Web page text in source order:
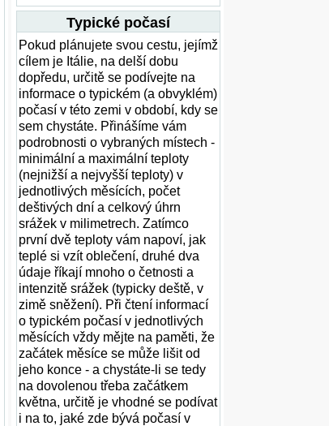
Typické počasí
Pokud plánujete svou cestu, jejímž
cílem je Itálie, na delší dobu
dopředu, určitě se podívejte na
informace o typickém (a obvyklém)
počasí v této zemi v období, kdy se
sem chystáte. Přinášíme vám
podrobnosti o vybraných místech -
minimální a maximální teploty
(nejnižší a nejvyšší teploty) v
jednotlivých měsících, počet
deštivých dní a celkový úhrn
srážek v milimetrech. Zatímco
první dvě teploty vám napoví, jak
teplé si vzít oblečení, druhé dva
údaje říkají mnoho o četnosti a
intenzitě srážek (typicky deště, v
zimě sněžení). Při čtení informací
o typickém počasí v jednotlivých
měsících vždy mějte na paměti, že
začátek měsíce se může lišit od
jeho konce - a chystáte-li se tedy
na dovolenou třeba začátkem
května, určitě je vhodné se podívat
i na to, jaké zde bývá počasí v